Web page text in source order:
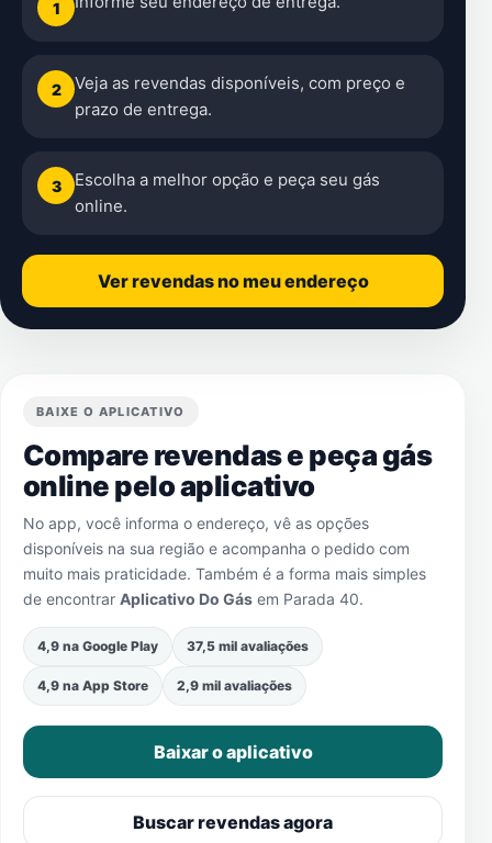
1
2
Veja as revendas disponíveis, com preço e
prazo de entrega.
3
Escolha a melhor opção e peça seu gás
online.
Ver revendas no meu endereço
BAIXE O APLICATIVO
Compare revendas e peça gás
online pelo aplicativo
No app, você informa o endereço, vê as opções
disponíveis na sua região e acompanha o pedido com
muito mais praticidade. Também é a forma mais simples
de encontrar Aplicativo Do Gás em Parada 40.
4,9 na Google Play 37,5 mil avaliações
4,9 na App Store 2,9 mil avaliações
Baixar o aplicativo
Buscar revendas agora